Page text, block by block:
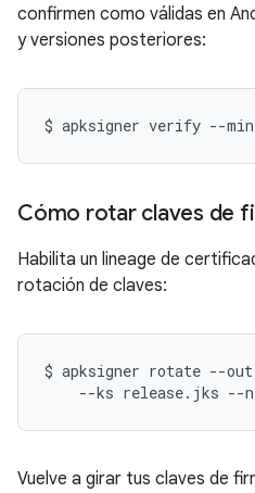
confirmen como válidas en
y versiones posteriores:
Cómo rotar claves de
Habilita un lineage de
rotación de claves:
$ apksigner rotate --out
--ks release.jks --
Vuelve a girar tus claves de